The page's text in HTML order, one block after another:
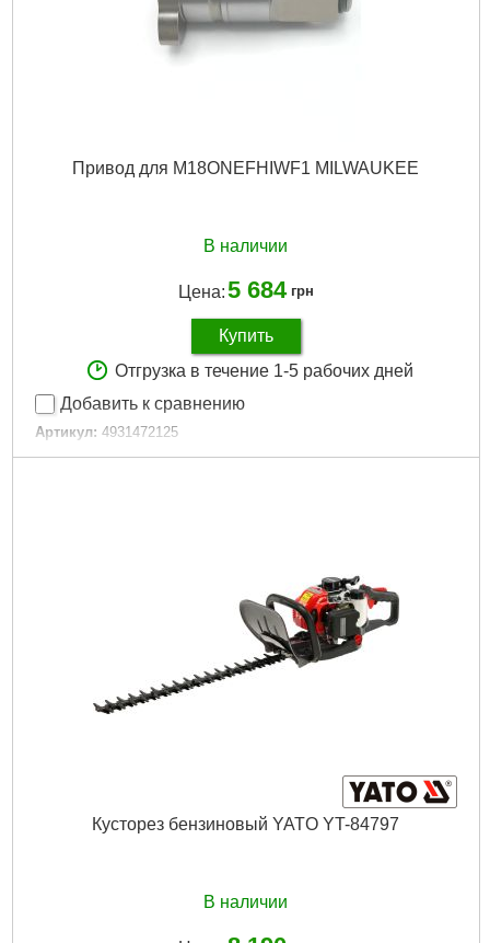
Привод для M18ONEFHIWF1 MILWAUKEE
В наличии
Цена:5 684 грн
Купить
Отгрузка в течение 1-5 рабочих дней
Добавить к сравнению
Артикул: 4931472125
Код товара: 31.22.84
Кусторез бензиновый YATO YT-84797
В наличии